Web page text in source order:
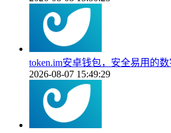
token.im安卓钱包，安全易用的
2026-08-07 15:49:29